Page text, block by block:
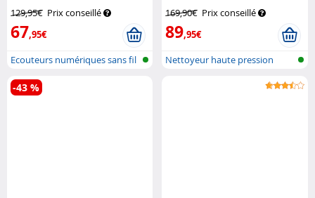
129,95€ Prix conseillé
67,95€
Ecouteurs numériques sans fil
avec...
169,90€ Prix conseillé
89,95€
Nettoyeur haute pression
-43 %